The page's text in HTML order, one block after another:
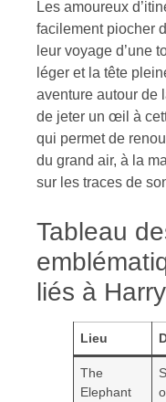
Les amoureux
facilement piocher
leur voyage d’une
léger et la tête
aventure autour de
de jeter un œil à
qui permet de
du grand air, à la
sur les traces de
Tableau
liés à
Lieu
The
Elephant